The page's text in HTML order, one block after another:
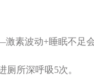
素波动+睡眠不足
厕所深呼吸5次。